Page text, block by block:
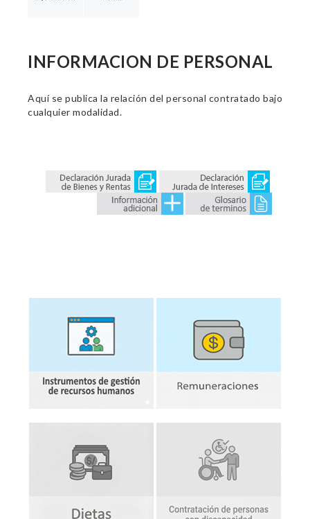
INFORMACION DE PERSONAL
Aquí se publica la relación del personal contratado bajo
cualquier modalidad.